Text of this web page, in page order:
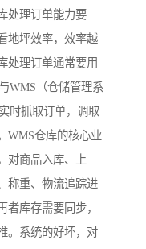
处理订单能力要
地坪效率，效率越
处理订单通常要用
WMS（仓储管理系
时抓取订单，调取
WMS仓库的核心业
对商品入库、上
称重、物流追踪进
库存需要同步，
。系统的好坏，对